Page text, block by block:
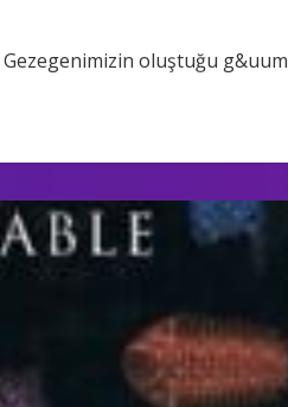
Gezegenimizin oluştuğu g&uum